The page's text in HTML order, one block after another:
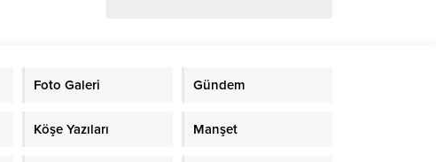
Foto Galeri Gündem
Köşe Yazıları Manşet